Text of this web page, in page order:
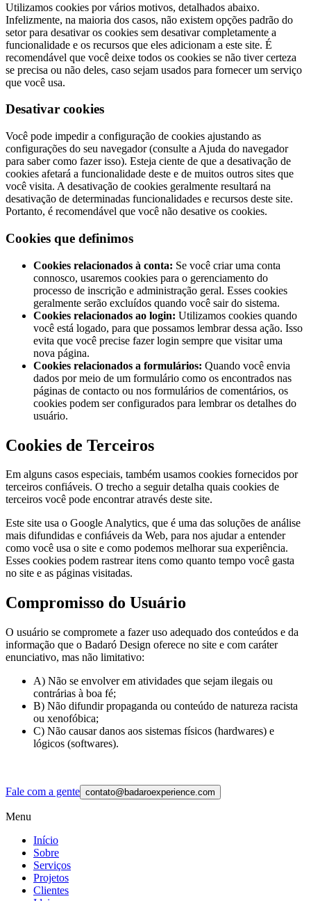
Utilizamos cookies por vários motivos, detalhados abaixo.
Infelizmente, na maioria dos casos, não existem opções padrão do
setor para desativar os cookies sem desativar completamente a
funcionalidade e os recursos que eles adicionam a este site. É
recomendável que você deixe todos os cookies se não tiver certeza
se precisa ou não deles, caso sejam usados para fornecer um serviço
que você usa.
Desativar cookies
Você pode impedir a configuração de cookies ajustando as
configurações do seu navegador (consulte a Ajuda do navegador
para saber como fazer isso). Esteja ciente de que a desativação de
cookies afetará a funcionalidade deste e de muitos outros sites que
você visita. A desativação de cookies geralmente resultará na
desativação de determinadas funcionalidades e recursos deste site.
Portanto, é recomendável que você não desative os cookies.
Cookies que definimos
Cookies relacionados à conta: Se você criar uma conta
connosco, usaremos cookies para o gerenciamento do
processo de inscrição e administração geral. Esses cookies
geralmente serão excluídos quando você sair do sistema.
Cookies relacionados ao login: Utilizamos cookies quando
você está logado, para que possamos lembrar dessa ação. Isso
evita que você precise fazer login sempre que visitar uma
nova página.
Cookies relacionados a formulários: Quando você envia
dados por meio de um formulário como os encontrados nas
páginas de contacto ou nos formulários de comentários, os
cookies podem ser configurados para lembrar os detalhes do
usuário.
Cookies de Terceiros
Em alguns casos especiais, também usamos cookies fornecidos por
terceiros confiáveis. O trecho a seguir detalha quais cookies de
terceiros você pode encontrar através deste site.
Este site usa o Google Analytics, que é uma das soluções de análise
mais difundidas e confiáveis da Web, para nos ajudar a entender
como você usa o site e como podemos melhorar sua experiência.
Esses cookies podem rastrear itens como quanto tempo você gasta
no site e as páginas visitadas.
Compromisso do Usuário
O usuário se compromete a fazer uso adequado dos conteúdos e da
informação que o Badaró Design oferece no site e com caráter
enunciativo, mas não limitativo:
A) Não se envolver em atividades que sejam ilegais ou
contrárias à boa fé;
B) Não difundir propaganda ou conteúdo de natureza racista
ou xenofóbica;
C) Não causar danos aos sistemas físicos (hardwares) e
lógicos (softwares).
Fale com a gente contato@badaroexperience.com
Menu
Início
Sobre
Serviços
Projetos
Clientes